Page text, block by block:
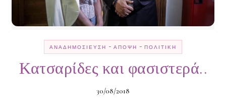
ΑΝΑΔΗΜΟΣΊΕΥΣΗ - ΆΠΟΨΗ - ΠΟΛΙΤΙΚΉ
Κατσαρίδες και φασιστερά..
30/08/2018